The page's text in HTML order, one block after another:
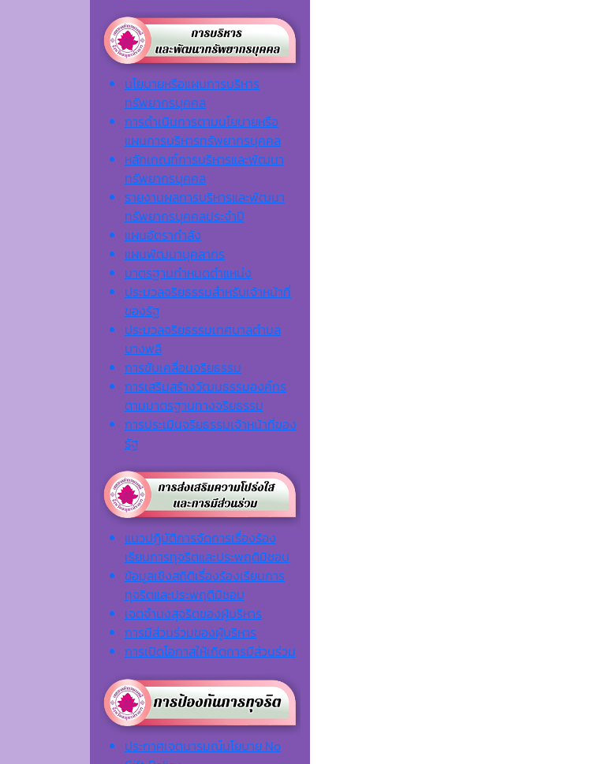
นโยบายหรือแผนการบริหาร
ทรัพยากรบุคคล
การดำเนินการตามนโยบายหรือ
แผนการบริหารทรัพยากรบุคคล
หลักเกณฑ์การบริหารและพัฒนา
ทรัพยากรบุคคล
รายงานผลการบริหารและพัฒนา
ทรัพยากรบุคคลประจำปี
แผนอัตรากำลัง
แผนพัฒนาบุคลากร
มาตรฐานกำหนดตำแหน่ง
ประมวลจริยธรรมสำหรับเจ้าหน้าที่
ของรัฐ
ประมวลจริยธรรมเทศบาลตำบล
บางพลี
การขับเคลื่อนจริยธรรม
การเสริมสร้างวัฒนธรรมองค์กร
ตามมาตรฐานทางจริยธรรม
การประเมินจริยธรรมเจ้าหน้าที่ของ
รัฐ
แนวปฏิบัติการจัดการเรื่องร้อง
เรียนการทุจริตและประพฤติมิชอบ
ข้อมูลเชิงสถิติเรื่องร้องเรียนการ
ทุจริตและประพฤติมิชอบ
เจตจํานงสุจริตของผู้บริหาร
การมีส่วนร่วมของผู้บริหาร
การเปิดโอกาสให้เกิดการมีส่วนร่วม
ประกาศเจตนารมณ์นโยบาย No